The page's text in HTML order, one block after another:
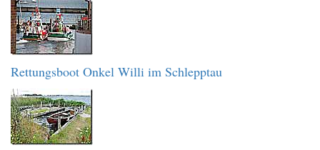
Rettungsboot Onkel Willi im Schlepptau